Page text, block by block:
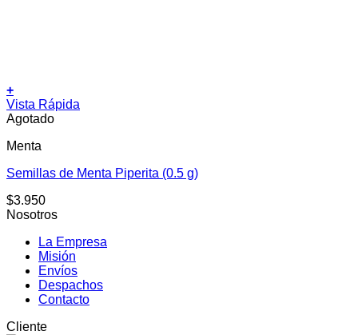
+
Vista Rápida
Agotado
Menta
Semillas de Menta Piperita (0.5 g)
$3.950
Nosotros
La Empresa
Misión
Envíos
Despachos
Contacto
Cliente